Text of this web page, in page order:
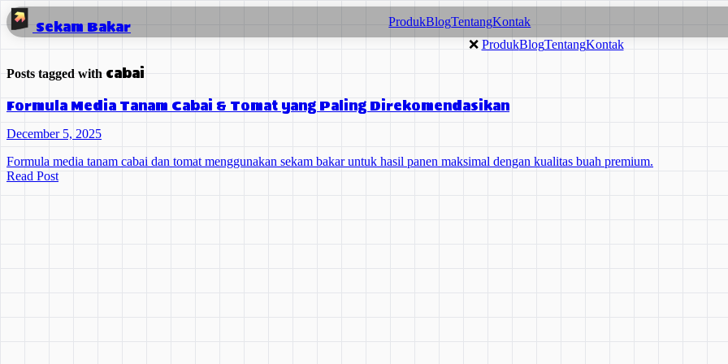
Sekam Bakar ProdukBlogTentangKontak
❌ ProdukBlogTentangKontak
Posts tagged with cabai
Formula Media Tanam Cabai & Tomat yang Paling Direkomendasikan
December 5, 2025
Formula media tanam cabai dan tomat menggunakan sekam bakar untuk hasil panen maksimal dengan kualitas buah premium.
Read Post